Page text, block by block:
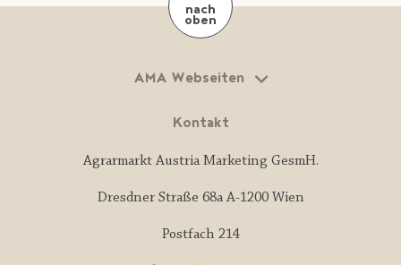
nach
oben
AMA Webseiten
Kontakt
Agrarmarkt Austria Marketing GesmH.
Dresdner Straße 68a A-1200 Wien
Postfach 214